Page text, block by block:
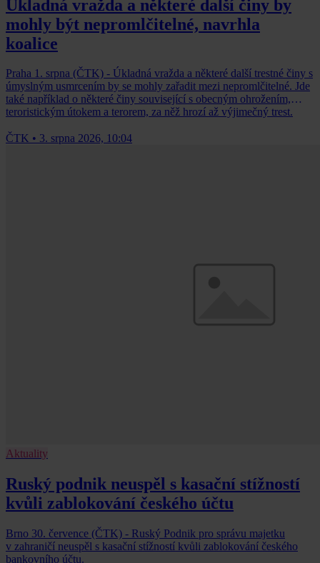
Úkladná vražda a některé další činy by
mohly být nepromlčitelné, navrhla
koalice
Praha 1. srpna (ČTK) - Úkladná vražda a některé další trestné činy s
úmyslným usmrcením by se mohly zařadit mezi nepromlčitelné. Jde
také například o některé činy související s obecným ohrožením,
teroristickým útokem a terorem, za něž hrozí až výjimečný trest.
ČTK • 3. srpna 2026, 10:04
Aktuality
Ruský podnik neuspěl s kasační stížností
kvůli zablokování českého účtu
Brno 30. července (ČTK) - Ruský Podnik pro správu majetku
v zahraničí neuspěl s kasační stížností kvůli zablokování českého
bankovního účtu.